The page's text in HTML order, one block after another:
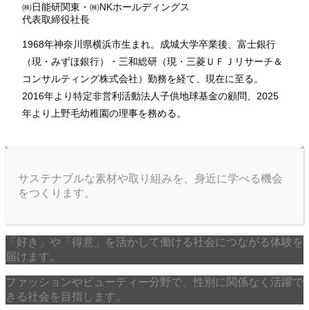
㈱日能研関東・㈱NKホールディングス
代表取締役社長
1968年神奈川県横浜市生まれ。成城大学卒業後、富士銀行
（現・みずほ銀行）・三和総研（現・三菱ＵＦＪリサーチ＆
コンサルティング株式会社）勤務を経て、現在に至る。
2016年より特定非営利活動法人子供地球基金の顧問、2025
年より上野毛幼稚園の理事を務める。
サステナブルな素材や取り組みを、身近に学べる機会
をつくります。
「好き」や「得意」を活かして働ける社会につながる体験を
届けます。
ファッションやビューティー分野で、性別に関係なく活躍で
きる社会を目指します。